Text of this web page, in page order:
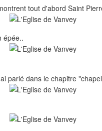
tout d'abord Saint
épée..
parlé dans le chapitre